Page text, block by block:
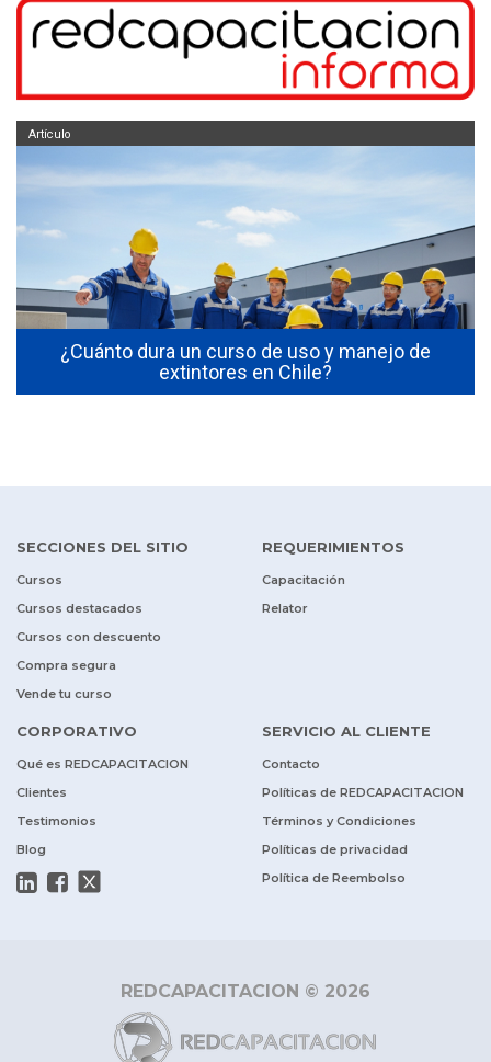
¿Cuánto dura un curso de uso y manejo de
extintores en Chile?
Artículo
SECCIONES DEL SITIO
Cursos
Cursos destacados
Cursos con descuento
Compra segura
Vende tu curso
REQUERIMIENTOS
Capacitación
Relator
CORPORATIVO
Qué es REDCAPACITACION
Clientes
Testimonios
Blog
SERVICIO AL CLIENTE
Contacto
Políticas de REDCAPACITACION
Términos y Condiciones
Políticas de privacidad
Política de Reembolso
REDCAPACITACION © 2026